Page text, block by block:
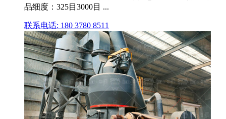
品细度：325目3000目 ...
联系电话: 180 3780 8511